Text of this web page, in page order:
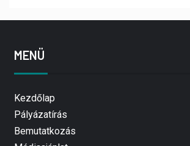
MENÜ
Kezdőlap
Pályázatírás
Bemutatkozás